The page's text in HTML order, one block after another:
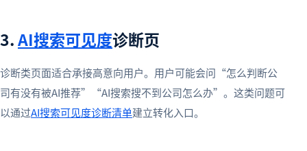
3.AI搜索可见度诊断页
诊断类页面适合承接高意向用户。用户可能会问“怎么判断公
司有没有被AI推荐”“AI搜索搜不到公司怎么办”。这类问题可
以通过AI搜索可见度诊断清单建立转化入口。